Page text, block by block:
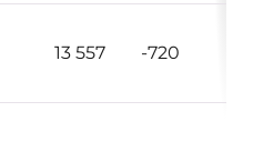
13 557 -720